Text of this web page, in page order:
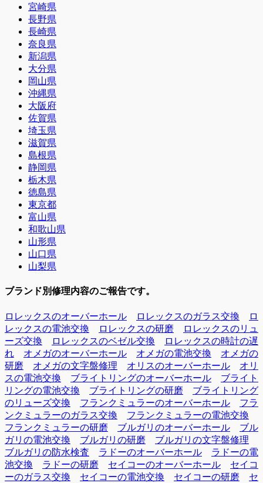
宮崎県
長野県
長崎県
奈良県
新潟県
大分県
岡山県
沖縄県
大阪府
佐賀県
埼玉県
滋賀県
島根県
静岡県
栃木県
徳島県
東京都
富山県
和歌山県
山形県
山口県
山梨県
ブランド別修理内容のご報告です。
ロレックスのオーバーホール ロレックスのガラス交換
ロ
レックスの電池交換
ロレックスの研磨
ロレックスのリュ
ーズ交換
ロレックスのベゼル交換
ロレックスの時計の遅
れ
オメガのオーバーホール オメガの電池交換
オメガの
研磨
オメガの文字盤修理 オリスのオーバーホール
オリ
スの電池交換
ブライトリングのオーバーホール
ブライト
リングの電池交換
ブライトリングの研磨
ブライトリング
のリューズ交換
フランクミュラーのオーバーホール
フラ
ンクミュラーのガラス交換
フランクミュラーの電池交換
フランクミュラーの研磨
ブルガリのオーバーホール
ブル
ガリの電池交換
ブルガリの研磨
ブルガリの文字盤修理
ブルガリの防水検査
ラドーのオーバーホール
ラドーの電
池交換
ラドーの研磨 セイコーのオーバーホール
セイコ
ーのガラス交換
セイコーの電池交換 セイコーの研磨
セ